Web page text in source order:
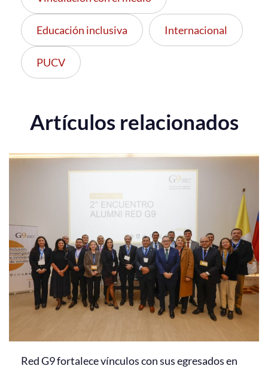
Educación inclusiva Internacional
PUCV
Artículos relacionados
Red G9 fortalece vínculos con sus egresados en